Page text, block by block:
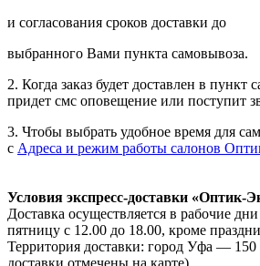
и согласования сроков доставки до
выбранного Вами пункта самовывоза.
2. Когда заказ будет доставлен в пункт
придет смс оповещение или поступит
3. Чтобы выбрать удобное время для
с Адреса и режим работы салонов
Условия экспресс-доставки «Оптик-
Доставка осуществляется в рабочие
пятницу с 12.00 до 18.00, кроме
Территория доставки: город Уфа —
доставки отмечены на карте).